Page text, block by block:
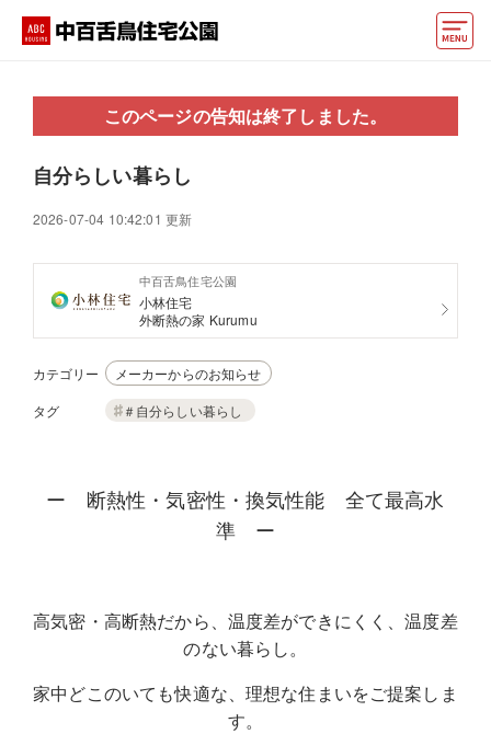
住宅会社・ハウスメーカー
イベント情報・プレゼント
アクセス
好みからモデルハウスを探す
住まいづくりお役立ち情報
他の展示場 ABCハウジングトップ
マイページ
このページの告知は終了しました。
自分らしい暮らし
2026-07-04 10:42:01 更新
中百舌鳥住宅公園
小林住宅
外断熱の家 Kurumu
カテゴリー
メーカーからのお知らせ
タグ
＃自分らしい暮らし
ー 断熱性・気密性・換気性能 全て最高水
準 ー
高気密・高断熱だから、温度差ができにくく、温度差
のない暮らし。
家中どこのいても快適な、理想な住まいをご提案しま
す。